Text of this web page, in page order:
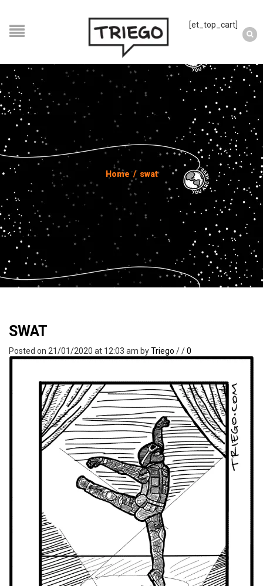
[et_top_cart]
Home / swat
SWAT
Posted on 21/01/2020 at 12:03 am byTriego //0